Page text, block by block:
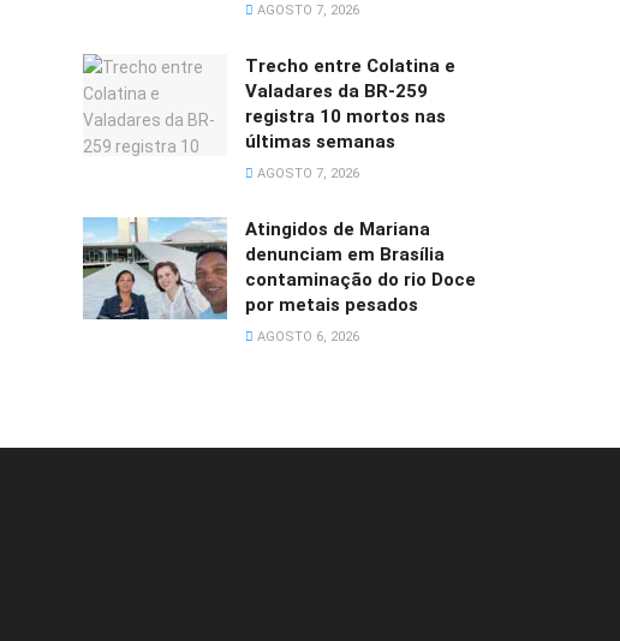
AGOSTO 7, 2026
Trecho entre Colatina e
Valadares da BR-259
registra 10 mortos nas
últimas semanas
AGOSTO 7, 2026
Atingidos de Mariana
denunciam em Brasília
contaminação do rio Doce
por metais pesados
AGOSTO 6, 2026